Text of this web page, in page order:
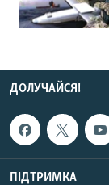
ДОЛУЧАЙСЯ!
ПІДТРИМКА